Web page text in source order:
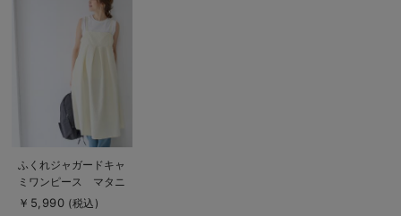
商
品
詳
を
ふくれジャガードキャ
ミワンピース マタニ
ティ・授乳服【出産後
￥5,990 (税込)